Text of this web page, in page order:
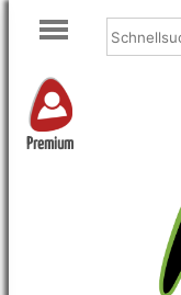
Premium